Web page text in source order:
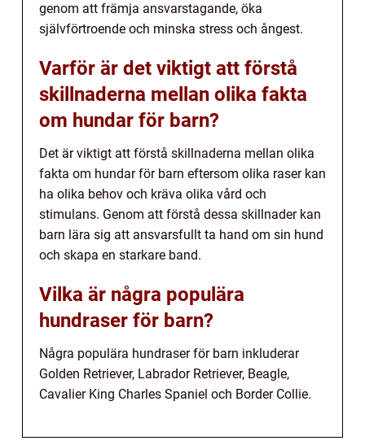
genom att främja ansvarstagande, öka
självförtroende och minska stress och ångest.
Varför är det viktigt att förstå
skillnaderna mellan olika fakta
om hundar för barn?
Det är viktigt att förstå skillnaderna mellan olika
fakta om hundar för barn eftersom olika raser kan
ha olika behov och kräva olika vård och
stimulans. Genom att förstå dessa skillnader kan
barn lära sig att ansvarsfullt ta hand om sin hund
och skapa en starkare band.
Vilka är några populära
hundraser för barn?
Några populära hundraser för barn inkluderar
Golden Retriever, Labrador Retriever, Beagle,
Cavalier King Charles Spaniel och Border Collie.